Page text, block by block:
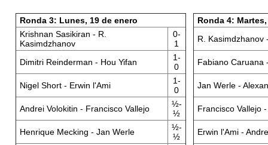
Ronda 3: Lunes, 19 de enero
Krishnan Sasikiran - R.
Kasimdzhanov
0-
1
Dimitri Reinderman - Hou Yifan
1-
0
Nigel Short - Erwin l'Ami
1-
0
Andrei Volokitin - Francisco Vallejo
½-
½
Henrique Mecking - Jan Werle
½-
½
Ronda 4:
R. Kasimdzhanov
Fabiano Caruana
Jan Werle -
Francisco Vallejo
Erwin l'Ami -